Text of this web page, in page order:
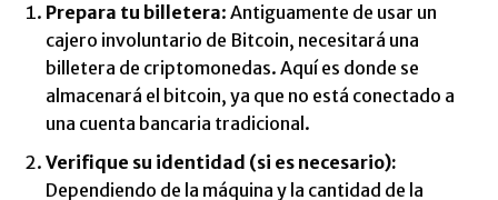
Prepara tu billetera: Antiguamente de usar un
cajero involuntario de Bitcoin, necesitará una
billetera de criptomonedas. Aquí es donde se
almacenará el bitcoin, ya que no está conectado a
una cuenta bancaria tradicional.
Verifique su identidad (si es necesario):
Dependiendo de la máquina y la cantidad de la